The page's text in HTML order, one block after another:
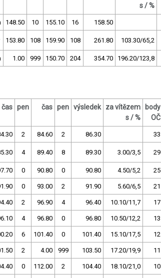
s / %
148.50 10 155.10 16 158.50
153.80 108 159.90 108 261.80 103.30/65,2
1.00 999 150.70 204 354.70 196.20/123,8
čas pen čas pen výsledek
za vítězem
s / %
body
OČ
2 84.60 2 86.30 33
4 89.40 8 89.30 3.00/3,5 29
0 90.80 0 90.80 4.50/5,2 25
0 93.00 2 91.90 5.60/6,5 21
2 96.90 4 96.40 10.10/11,7 17
4 96.80 0 96.80 10.50/12,2 13
6 101.40 0 101.40 15.10/17,5 12
2 4.00 999 103.50 17.20/19,9 11
0 112.00 2 104.40 18.10/21,0 10